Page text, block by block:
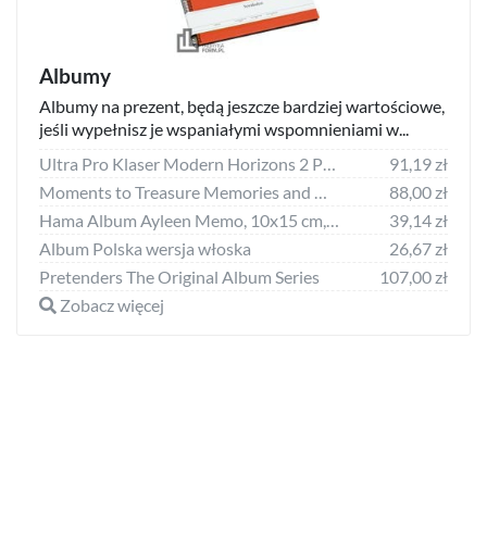
Albumy
Albumy na prezent, będą jeszcze bardziej wartościowe,
jeśli wypełnisz je wspaniałymi wspomnieniami w...
Ultra Pro Klaser Modern Horizons 2 Pro Binder na karty album
91,19 zł
Moments to Treasure Memories and Milestones: My Keepsake Baby Album
88,00 zł
Hama Album Ayleen Memo, 10x15 cm, 200 zdj. (2241)
39,14 zł
Album Polska wersja włoska
26,67 zł
Pretenders The Original Album Series
107,00 zł
Zobacz więcej